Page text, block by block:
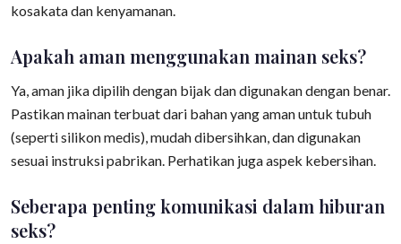
kosakata dan kenyamanan.
Apakah aman menggunakan mainan seks?
Ya, aman jika dipilih dengan bijak dan digunakan dengan benar.
Pastikan mainan terbuat dari bahan yang aman untuk tubuh
(seperti silikon medis), mudah dibersihkan, dan digunakan
sesuai instruksi pabrikan. Perhatikan juga aspek kebersihan.
Seberapa penting komunikasi dalam hiburan
seks?